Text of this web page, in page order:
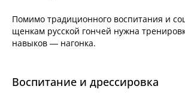
Помимо традиционного воспитания и
щенкам русской гончей нужна
навыков — нагонка.
Воспитание и дрессировка